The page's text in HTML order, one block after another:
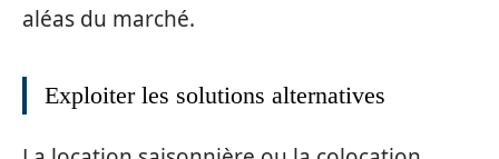
aléas du marché.
Exploiter les solutions alternatives